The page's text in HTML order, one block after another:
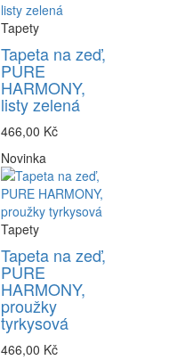
Tapety
Tapeta na zeď,
PURE
HARMONY,
listy zelená
466,00 Kč
Novinka
Tapety
Tapeta na zeď,
PURE
HARMONY,
proužky
tyrkysová
466,00 Kč